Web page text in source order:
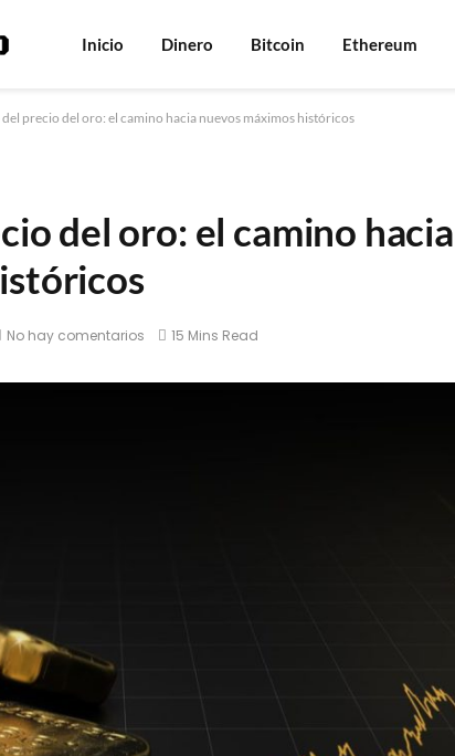
Inicio Dinero Bitcoin Ethereum
precio del oro: el camino hacia nuevos máximos históricos
del oro: el camino hacia
No hay comentarios 15 Mins Read